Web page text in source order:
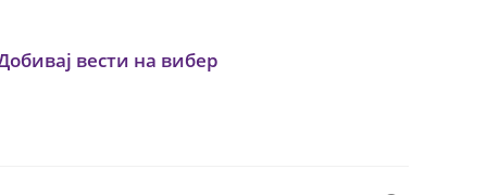
вести на вибер